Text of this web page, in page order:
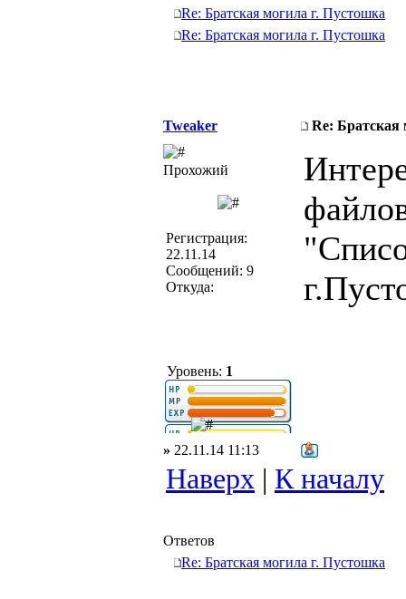
Re: Братская могила г. Пустошка
Re: Братская могила г. Пустошка
Tweaker Re: Братская
Прохожий
Регистрация:
22.11.14
Сообщений: 9
Откуда:
Уровень: 1
» 22.11.14 11:13
Наверх | К началу
Ответов
Re: Братская могила г. Пустошка